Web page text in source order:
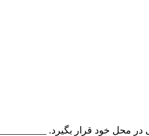
خود قرار بگیرد.